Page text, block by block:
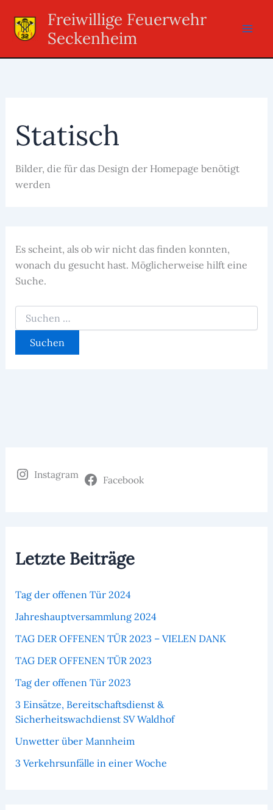
Inhalt
springen
Freiwillige Feuerwehr
Seckenheim
Statisch
Bilder, die für das Design der Homepage benötigt
werden
Es scheint, als ob wir nicht das finden konnten,
wonach du gesucht hast. Möglicherweise hilft eine
Suche.
Suchen
nach:
Instagram Facebook
Letzte Beiträge
Tag der offenen Tür 2024
Jahreshauptversammlung 2024
TAG DER OFFENEN TÜR 2023 – VIELEN DANK
TAG DER OFFENEN TÜR 2023
Tag der offenen Tür 2023
3 Einsätze, Bereitschaftsdienst &
Sicherheitswachdienst SV Waldhof
Unwetter über Mannheim
3 Verkehrsunfälle in einer Woche